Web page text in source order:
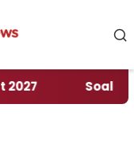
‎Soal Rencana